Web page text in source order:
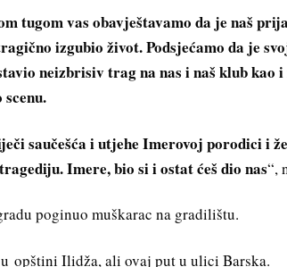
tugom vas obavještavamo da je naš
izgubio život. Podsjećamo da je
neizbrisiv trag na nas i naš klub kao i
saučešća i utjehe Imerovoj porodici i
Imere, bio si i ostat ćeš dio nas“,
poginuo muškarac na gradilištu.
opštini Ilidža, ali ovaj put u ulici Barska.